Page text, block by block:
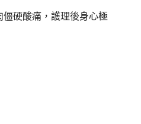
硬酸痛，護理後身心極